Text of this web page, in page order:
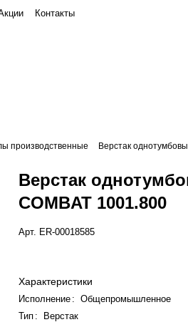
Контакты
производственные Верстак
Верстак
COMBAT 1001.800
Арт. ER-00018585
Характеристики
Исполнение :
Общепромышленное
Тип :
Верстак